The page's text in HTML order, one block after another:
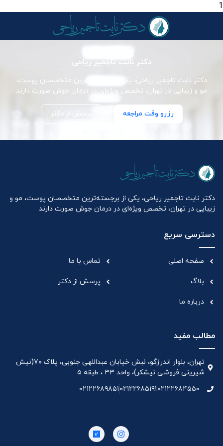
1
دکتر نابت تاجمیر ریاحی
دکتر نابت تاجمیر ریاحی، یکی از برجسته‌ترین متخصصان پوست،
مو و زیبایی در تهران، تخصص ویژه‌ای در درمان جوش صورت دارند
رزرو وقت مراجعه پرسش از دکتر
دکتر نابت تاجمیر ریاحی، یکی از برجسته‌ترین متخصصان پوست، مو و
زیبایی در تهران، تخصص ویژه‌ای در درمان جوش صورت دارند
دسترسی سریع
صفحه اصلی
بلاگ
درباره ما
تماس با ما
پرسش از دکتر
مطالب مفید
تهران، بلوار اندرزگو، نبش خیابان عبداللهی جنوبی، پلاک ۷۰(نیش
شیرینی فروشی نیشکر)، واحد ۳۳ ، طبقه ۵
۰۲۱۲۲۶۸۴۵۵۰۰۲۱۲۲۶۸۵۱۹۱۰۲۱۲۲۶۸۹۸۵۱